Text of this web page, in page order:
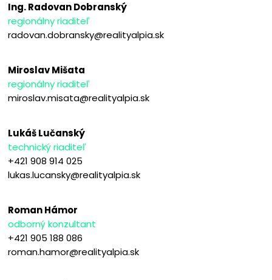
Ing. Radovan Dobranský
regionálny riaditeľ
radovan.dobransky@realityalpia.sk
Miroslav Mišata
regionálny riaditeľ
miroslav.misata@realityalpia.sk
Lukáš Lučanský
technický riaditeľ
+421 908 914 025
lukas.lucansky@realityalpia.sk
Roman Hámor
odborný konzultant
+421 905 188 086
roman.hamor@realityalpia.sk